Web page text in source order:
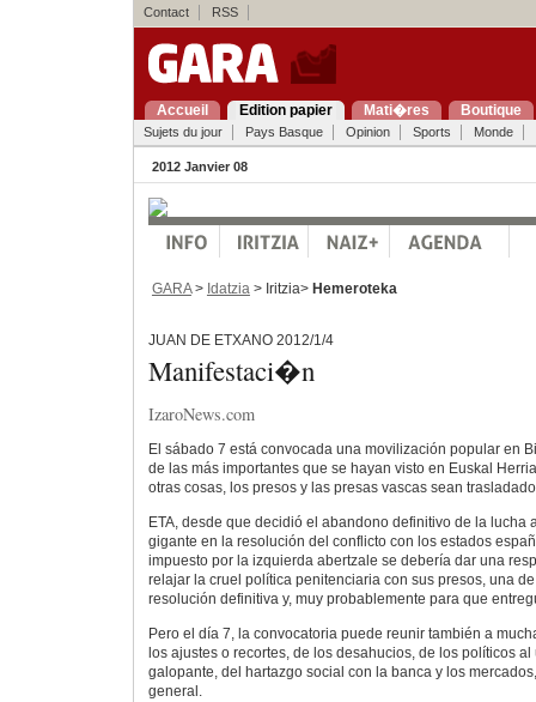
Contact RSS
Accueil Edition papier Mati�res Boutique
Sujets du jour Pays Basque Opinion Sports Monde
2012 Janvier 08
GARA> Idatzia > Iritzia> Hemeroteka
JUAN DE ETXANO 2012/1/4
Manifestaci�n
IzaroNews.com
El sábado 7 está convocada una movilización popular en
de las más importantes que se hayan visto en Euskal
otras cosas, los presos y las presas vascas sean
ETA, desde que decidió el abandono definitivo de la lucha
gigante en la resolución del conflicto con los estados
impuesto por la izquierda abertzale se debería dar una
relajar la cruel política penitenciaria con sus presos, una
resolución definitiva y, muy probablemente para que
Pero el día 7, la convocatoria puede reunir también a
los ajustes o recortes, de los desahucios, de los políticos
galopante, del hartazgo social con la banca y los
general.